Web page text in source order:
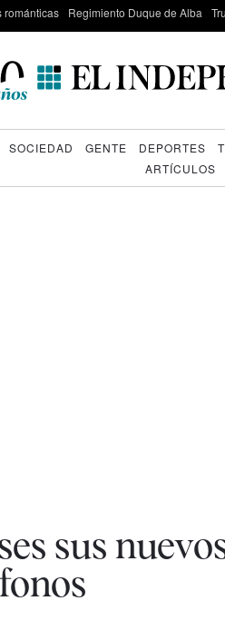
románticas Regimiento Duque de Alba
SOCIEDAD GENTE DEPORTES
ARTÍCULOS
sus